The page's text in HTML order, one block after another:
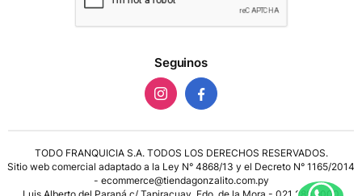
Seguinos
TODO FRANQUICIA S.A. TODOS LOS DERECHOS RESERVADOS.
Sitio web comercial adaptado a la Ley N° 4868/13 y el Decreto N° 1165/2014
- ecommerce@tiendagonzalito.com.py